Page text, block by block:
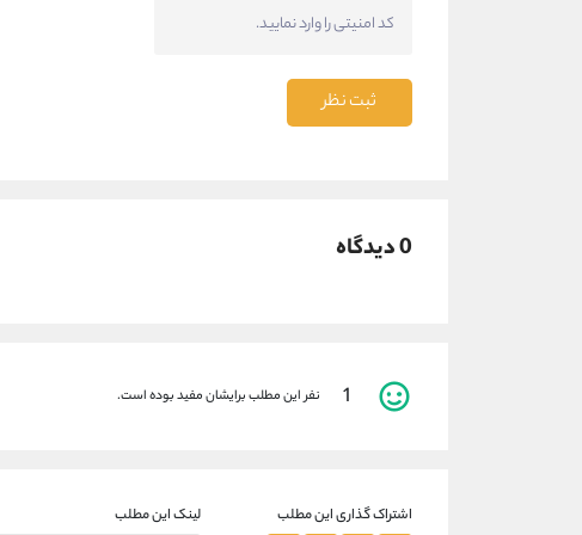
ثبت نظر
0 دیدگاه
1 نفر این مطلب برایشان مفید بوده است.
اشتراک گذاری این مطلب لینک این مطلب